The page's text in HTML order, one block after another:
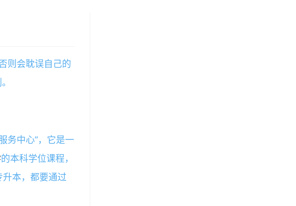
则会耽误自己的
务中心”，它是一
的本科学位课程，
本，都要通过